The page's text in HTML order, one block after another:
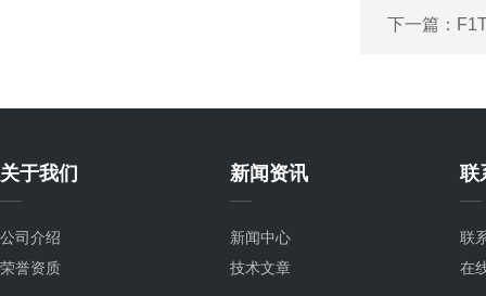
下一篇：
关于我们
公司介绍
荣誉资质
新闻资讯
新闻中心
技术文章
联
联
在